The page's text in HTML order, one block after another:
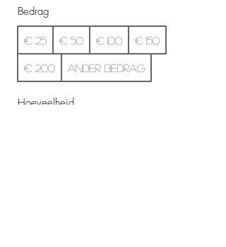
Bedrag
€ 25 € 50 € 100 € 150
€ 200 Ander bedrag
Hoeveelheid